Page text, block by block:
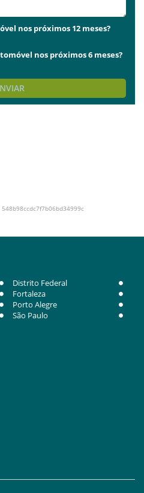
nos próximos 12 meses?
nos próximos 6 meses?
Distrito Federal
Fortaleza
Porto Alegre
São Paulo